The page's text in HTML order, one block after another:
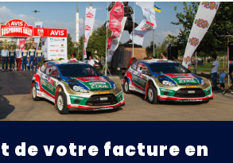
de votre facture en